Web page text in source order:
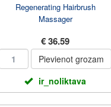
Regenerating Hairbrush
Massager
€ 36.59
Pievienot grozam
ir_noliktava